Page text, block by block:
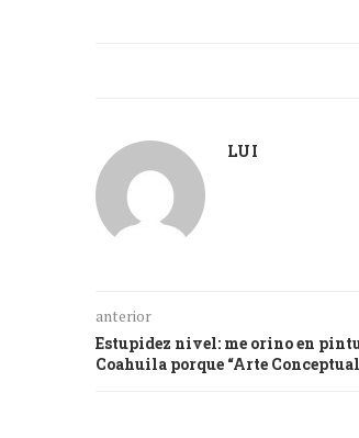
LUI
anterior
Estupidez nivel: me orino en
Coahuila porque “Arte